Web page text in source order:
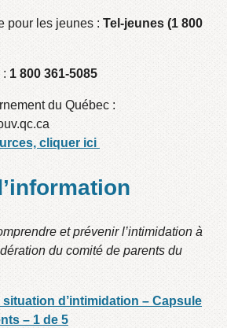
pour les jeunes : Tel-jeunes (1 800
: 1 800 361-5085
du Québec :
cliquer ici
et prévenir l’intimidation à
du comité de parents du
situation d’intimidation – Capsule
– 1 de 5